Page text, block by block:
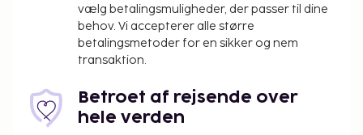
vælg betalingsmuligheder, der passer til dine
behov. Vi accepterer alle større
betalingsmetoder for en sikker og nem
transaktion.
Betroet af rejsende over
hele verden